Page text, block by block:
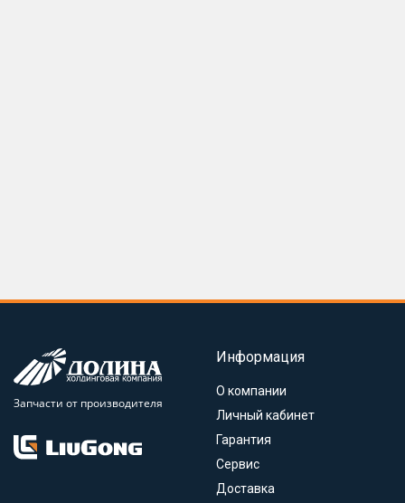
Запчасти от производителя
Информация
О компании
Личный кабинет
Гарантия
Сервис
Доставка